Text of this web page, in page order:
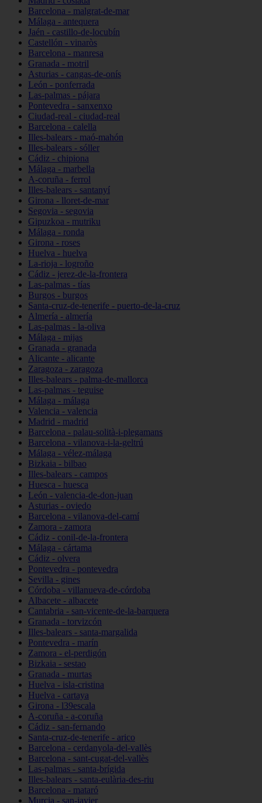
Barcelona - malgrat-de-mar
Málaga - antequera
Jaén - castillo-de-locubín
Castellón - vinaròs
Barcelona - manresa
Granada - motril
Asturias - cangas-de-onís
León - ponferrada
Las-palmas - pájara
Pontevedra - sanxenxo
Ciudad-real - ciudad-real
Barcelona - calella
Illes-balears - maó-mahón
Illes-balears - sóller
Cádiz - chipiona
Málaga - marbella
A-coruña - ferrol
Illes-balears - santanyí
Girona - lloret-de-mar
Segovia - segovia
Gipuzkoa - mutriku
Málaga - ronda
Girona - roses
Huelva - huelva
La-rioja - logroño
Cádiz - jerez-de-la-frontera
Las-palmas - tías
Burgos - burgos
Santa-cruz-de-tenerife - puerto-de-la-cruz
Almería - almería
Las-palmas - la-oliva
Málaga - mijas
Granada - granada
Alicante - alicante
Zaragoza - zaragoza
Illes-balears - palma-de-mallorca
Las-palmas - teguise
Málaga - málaga
Valencia - valencia
Madrid - madrid
Barcelona - palau-solità-i-plegamans
Barcelona - vilanova-i-la-geltrú
Málaga - vélez-málaga
Bizkaia - bilbao
Illes-balears - campos
Huesca - huesca
León - valencia-de-don-juan
Asturias - oviedo
Barcelona - vilanova-del-camí
Zamora - zamora
Cádiz - conil-de-la-frontera
Málaga - cártama
Cádiz - olvera
Pontevedra - pontevedra
Sevilla - gines
Córdoba - villanueva-de-córdoba
Albacete - albacete
Cantabria - san-vicente-de-la-barquera
Granada - torvizcón
Illes-balears - santa-margalida
Pontevedra - marín
Zamora - el-perdigón
Bizkaia - sestao
Granada - murtas
Huelva - isla-cristina
Huelva - cartaya
Girona - l39escala
A-coruña - a-coruña
Cádiz - san-fernando
Santa-cruz-de-tenerife - arico
Barcelona - cerdanyola-del-vallès
Barcelona - sant-cugat-del-vallès
Las-palmas - santa-brígida
Illes-balears - santa-eulària-des-riu
Barcelona - mataró
Murcia - san-javier